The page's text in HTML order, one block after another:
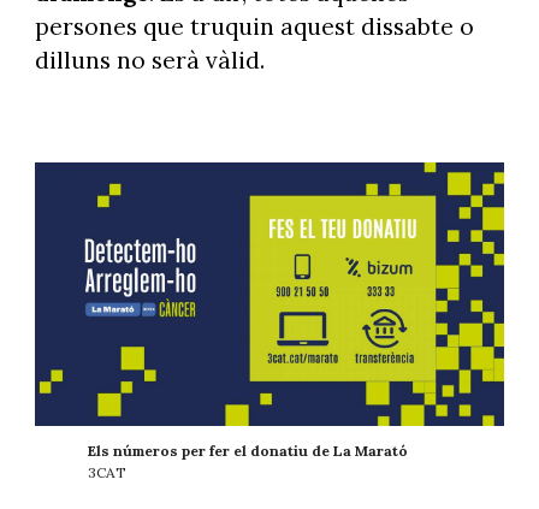
persones que truquin aquest dissabte o
dilluns no serà vàlid.
Els números per fer el donatiu de La Marató
3CAT